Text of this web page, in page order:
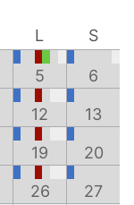
L
S
5 6
12 13
19 20
26 27